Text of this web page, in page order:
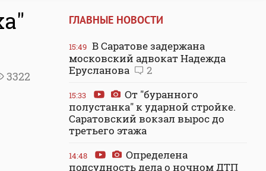
3322
ГЛАВНЫЕ НОВОСТИ
15:49 В Саратове задержана
московский адвокат Надежда
Ерусланова
2
15:33
От "буранного
полустанка" к ударной стройке.
Саратовский вокзал вырос до
третьего этажа
14:48
Определена
подсудность дела о ночном ДТП